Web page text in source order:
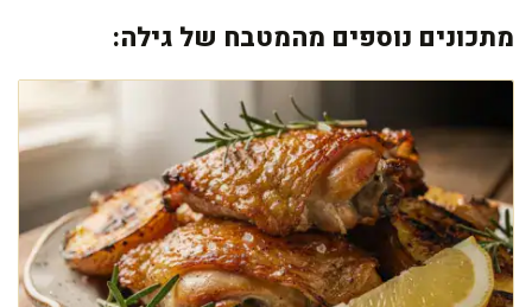
מתכונים נוספים מהמטבח של גילה: